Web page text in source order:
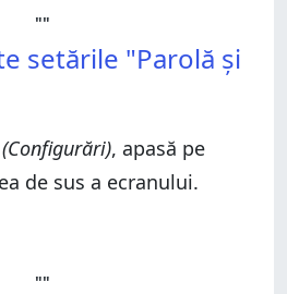
""
setările "Parolă și
, apasă pe
de sus a ecranului.
""